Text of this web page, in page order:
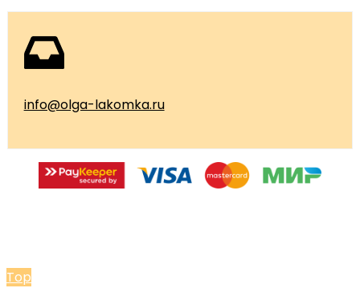
info@olga-lakomka.ru
Top